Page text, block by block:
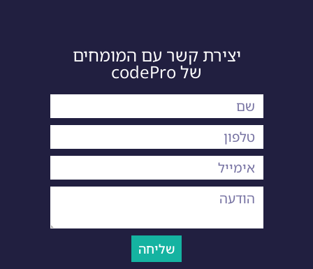
יצירת קשר עם המומחים
של codePro
שליחה